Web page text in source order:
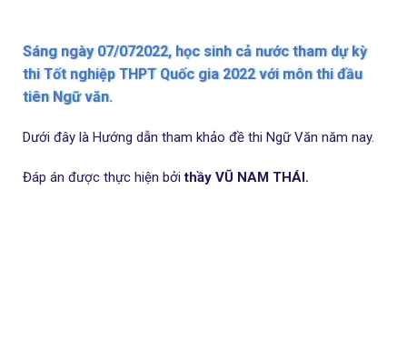
Sáng ngày 07/072022, học sinh cả nước tham dự kỳ
thi Tốt nghiệp THPT Quốc gia 2022 với môn thi đầu
tiên Ngữ văn.
Dưới đây là Hướng dẫn tham khảo đề thi Ngữ Văn năm nay.
Đáp án được thực hiện bởithầy VŨ NAM THÁI.